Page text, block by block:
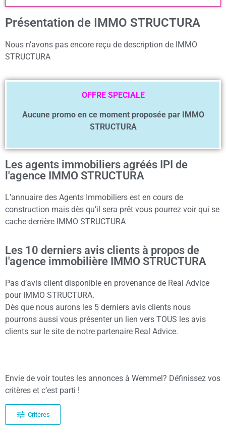
Présentation de IMMO STRUCTURA
Nous n’avons pas encore reçu de description de IMMO
STRUCTURA
OFFRE SPECIALE
Aucune promo en ce moment proposée par IMMO
STRUCTURA
Les agents immobiliers agréés IPI de
l'agence IMMO STRUCTURA
L’annuaire des Agents Immobiliers est en cours de
construction mais dès qu’il sera prêt vous pourrez voir qui se
cache derrière IMMO STRUCTURA
Les 10 derniers avis clients à propos de
l'agence immobilière IMMO STRUCTURA
Pas d’avis client disponible en provenance de Real Advice
pour IMMO STRUCTURA.
Dès que nous aurons les 5 derniers avis clients nous
pourrons aussi vous présenter un lien vers TOUS les avis
clients sur le site de notre partenaire Real Advice.
Envie de voir toutes les annonces à Wemmel? Définissez vos
critères et c’est parti !
Critères